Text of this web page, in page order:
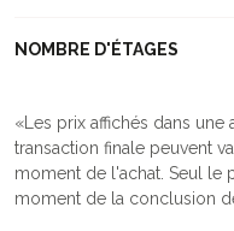
NOMBRE D'ÉTAGES
Les prix affichés dans
transaction finale peuvent
moment de l'achat. Seul le
moment de la conclusion